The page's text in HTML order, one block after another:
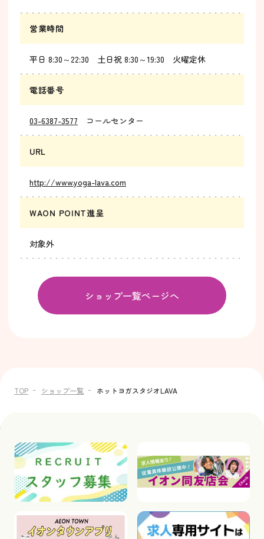
営業時間
平日 8:30～22:30 土日祝 8:30～19:30 火曜定休
電話番号
03-6387-3577 コールセンター
URL
http://www.yoga-lava.com
WAON POINT進呈
対象外
ショップ一覧ページへ
TOP ショップ一覧 ホットヨガスタジオLAVA